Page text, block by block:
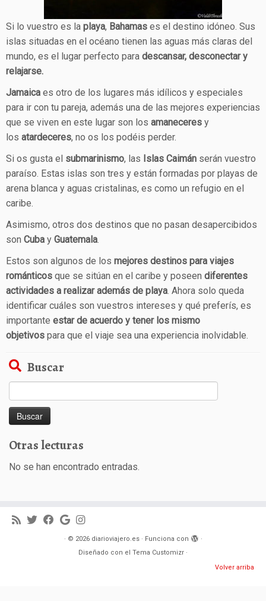
Si lo vuestro es la playa, Bahamas es el destino idóneo. Sus
islas situadas en el océano tienen las aguas más claras del
mundo, es el lugar perfecto para descansar, desconectar y
relajarse.
Jamaica es otro de los lugares más idílicos y especiales
para ir con tu pareja, además una de las mejores experiencias
que se viven en este lugar son los amaneceres y
los atardeceres, no os los podéis perder.
Si os gusta el submarinismo, las Islas Caimán serán vuestro
paraíso. Estas islas son tres y están formadas por playas de
arena blanca y aguas cristalinas, es como un refugio en el
caribe.
Asimismo, otros dos destinos que no pasan desapercibidos
son Cuba y Guatemala.
Estos son algunos de los mejores destinos para viajes
románticos que se sitúan en el caribe y poseen diferentes
actividades a realizar además de playa. Ahora solo queda
identificar cuáles son vuestros intereses y qué preferís, es
importante estar de acuerdo y tener los mismo
objetivos para que el viaje sea una experiencia inolvidable.
Buscar
Otras lecturas
No se han encontrado entradas.
· © 2026 diarioviajero.es· Funciona con
·
Diseñado con el Tema Customizr ·
Volver arriba